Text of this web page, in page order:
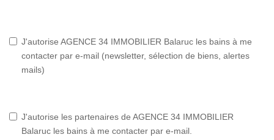
J'autorise AGENCE 34 IMMOBILIER Balaruc les bains à me
contacter par e-mail (newsletter, sélection de biens, alertes
mails)
J'autorise les partenaires de AGENCE 34 IMMOBILIER
Balaruc les bains à me contacter par e-mail.